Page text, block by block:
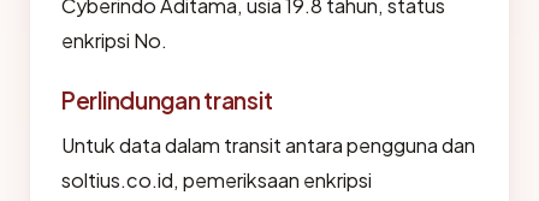
Cyberindo Aditama, usia 19.8 tahun, status
enkripsi No.
Perlindungan transit
Untuk data dalam transit antara pengguna dan
soltius.co.id, pemeriksaan enkripsi